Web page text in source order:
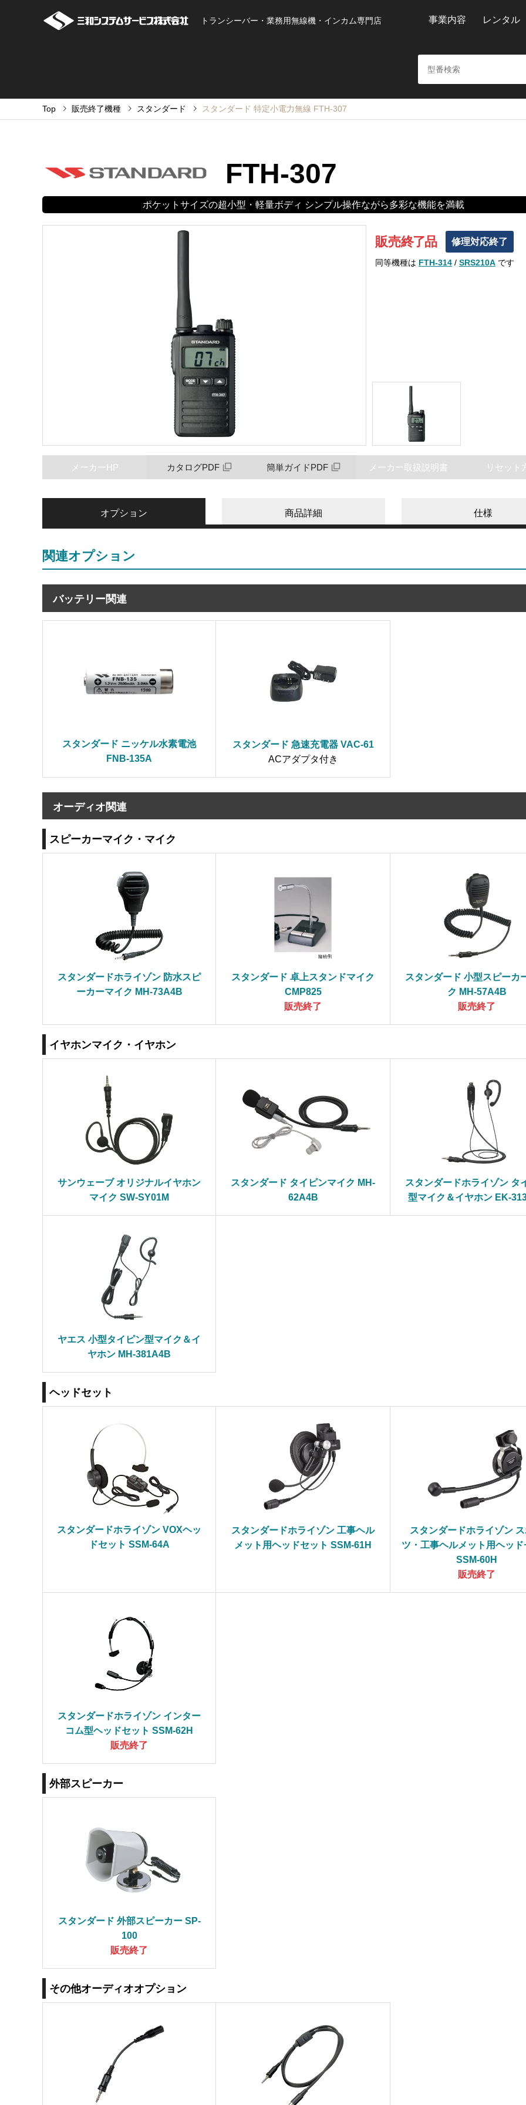
トランシーバー・業務用無線機・インカム専門店 事業内容 レンタル
Top 販売終了機種 スタンダード スタンダード 特定小電力無線 FTH-307
FTH-307
ポケットサイズの超小型・軽量ボディ シンプル操作ながら多彩な機能を満載
販売終了品 修理対応終了
同等機種は FTH-314/ SRS210Aです
メーカーHP カタログPDF 簡単ガイドPDF メーカー取扱説明書 リセット
オプション 商品詳細 仕様
関連オプション
バッテリー関連
スタンダード ニッケル水素電池
FNB-135A
スタンダード 急速充電器 VAC-61
ACアダプタ付き
オーディオ関連
スピーカーマイク・マイク
スタンダードホライゾン 防水スピ
ーカーマイク MH-73A4B
スタンダード 卓上スタンドマイク
CMP825
販売終了
スタンダード 小型スピーカ
ク MH-57A4B
販売終了
イヤホンマイク・イヤホン
サンウェーブ オリジナルイヤホン
マイク SW-SY01M
スタンダード タイピンマイク MH-
62A4B
スタンダードホライゾン タ
型マイク＆イヤホン EK-
ヤエス 小型タイピン型マイク＆イ
ヤホン MH-381A4B
ヘッドセット
スタンダードホライゾン VOXヘッ
ドセット SSM-64A
スタンダードホライゾン 工事ヘル
メット用ヘッドセット SSM-61H
スタンダードホライゾン
ツ・工事ヘルメット用ヘッド
SSM-60H
販売終了
スタンダードホライゾン インター
コム型ヘッドセット SSM-62H
販売終了
外部スピーカー
スタンダード 外部スピーカー SP-
100
販売終了
その他オーディオオプション